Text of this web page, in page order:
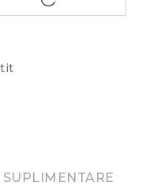
SUPLIMENTARE